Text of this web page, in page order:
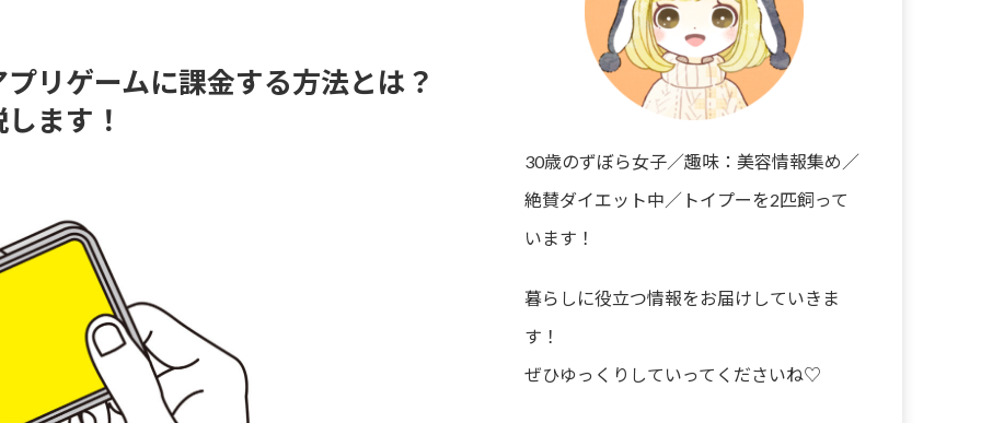
リゲームに課金する方法とは？
ます！
30歳のずぼら女子／趣味：美容情報集め／
絶賛ダイエット中／トイプーを2匹飼って
います！
暮らしに役立つ情報をお届けしていきま
す！
ぜひゆっくりしていってくださいね♡